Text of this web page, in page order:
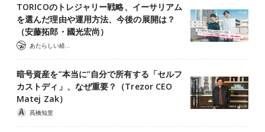
TORICOのトレジャリー戦略、イーサリアム
を選んだ理由や運用方法、今後の展開は？
（安藤拓郎・國光宏尚）
あたらしい経済 編集部
暗号資産を”本当に”自分で所有する「セルフ
カストディ」、なぜ重要？（Trezor CEO
Matej Zak）
髙橋知里